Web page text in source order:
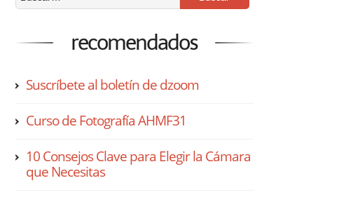
recomendados
Suscríbete al boletín de dzoom
Curso de Fotografía AHMF31
10 Consejos Clave para Elegir la Cámara
que Necesitas